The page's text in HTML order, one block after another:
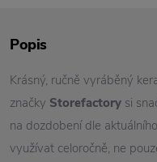
Popis
Krásný, ručně vyráběný
značky Storefactory si
na dozdobení dle
využívat celoročně, ne